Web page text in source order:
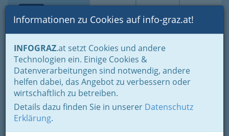
Suche Login Toggle
Informationen zu Cookies auf info-graz.at!
INFOGRAZ.at setzt Cookies und andere
Technologien ein. Einige Cookies &
Datenverarbeitungen sind notwendig, andere
helfen dabei, das Angebot zu verbessern oder
wirtschaftlich zu betreiben.
Details dazu finden Sie in unserer Datenschutz
Erklärung.
Home Fotos
Passé–vue - Glockenturm
‚Liesl‘ BVBK
Previous